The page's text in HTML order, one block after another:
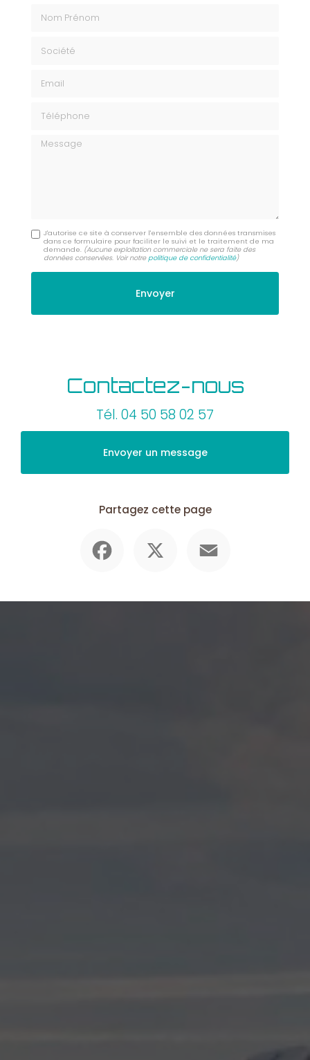
Message
J'autorise ce site à conserver l'ensemble des données transmises
dans ce formulaire pour faciliter le suivi et le traitement de ma
demande. (Aucune exploitation commerciale ne sera faite des
données conservées. Voir notrepolitique de confidentialité)
Contactez-nous
Tél. 04 50 58 02 57
Envoyer un message
Partagez cette page